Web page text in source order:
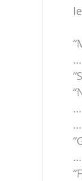
…
…
…
…